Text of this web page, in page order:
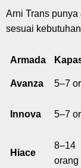
Arni Trans
sesuai
Armada
Avanza 5–7
Innova 5–7
Hiace
8–14
orang